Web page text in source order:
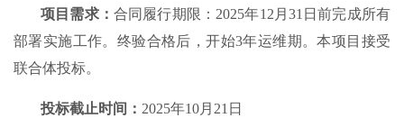
项目需求： 合同履行期限：2025年12月31日前完成所有
部署实施工作。终验合格后，开始3年运维期。本项目接受
联合体投标。
投标截止时间： 2025年10月21日